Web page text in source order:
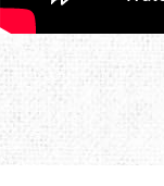
TOTEM
TRIMM
VANGO